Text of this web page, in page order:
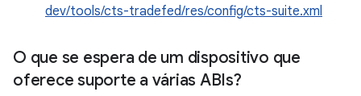
dev/tools/cts-tradefed/res/config/cts-suite.xml
O que se espera de um dispositivo que
oferece suporte a várias ABIs?